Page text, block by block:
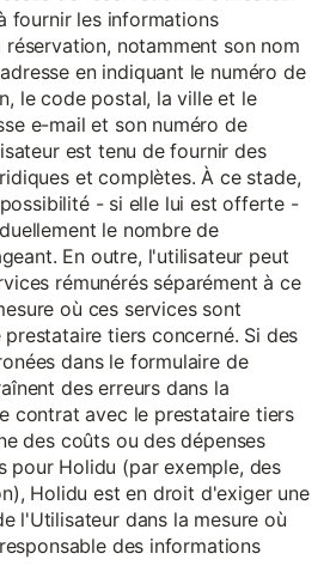
fournir les informations
réservation, notamment son nom
en indiquant le numéro de
le code postal, la ville et le
e-mail et son numéro de
est tenu de fournir des
et complètes. À ce stade,
- si elle lui est offerte -
le nombre de
En outre, l'utilisateur peut
rémunérés séparément à ce
où ces services sont
tiers concerné. Si des
dans le formulaire de
des erreurs dans la
contrat avec le prestataire tiers
des coûts ou des dépenses
pour Holidu (par exemple, des
Holidu est en droit d'exiger une
l'Utilisateur dans la mesure où
des informations